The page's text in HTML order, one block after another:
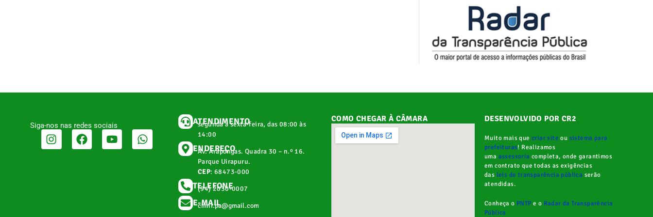
Siga-nos nas redes sociais ATENDIMENTO
segunda a sexta-feira, das 08:00 às
14:00
ENDEREÇO
Av. Arapongas. Quadra 30 – n.º 16.
Parque Uirapuru.
CEP: 68473-000
TELEFONE
(94) 2030-0007
E-MAIL
cmnr.pa@gmail.com
COMO CHEGAR À CÂMARA DESENVOLVIDO POR CR2
Muito mais quecriar site ou sistema para
prefeituras! Realizamos
uma assessoria completa, onde garantimos
em contrato que todas as exigências
das leis de transparência pública serão
atendidas.
Conheça o PNTP e o Radar da Transparência
Pública